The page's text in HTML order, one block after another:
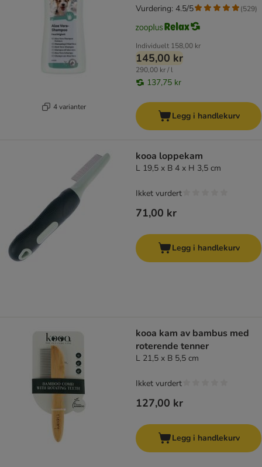
4 varianter
Individuelt 158,00 kr
145,00 kr
290,00 kr / l
137,75 kr
Vurdering: 4.5/5 (529)
Legg i handlekurv
kooa loppekam
L 19,5 x B 4 x H 3,5 cm
71,00 kr
Ikket vurdert
Legg i handlekurv
kooa kam av bambus med
roterende tenner
L 21,5 x B 5,5 cm
127,00 kr
Ikket vurdert
Legg i handlekurv